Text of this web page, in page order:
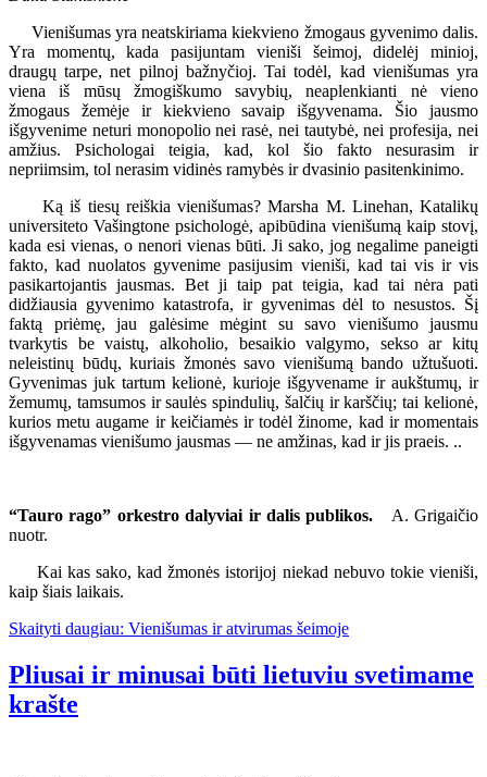
Vienišumas yra neatskiriama kiekvieno žmogaus gyvenimo dalis.
Yra momentų, kada pasijuntam vieniši šeimoj, didelėj minioj,
draugų tarpe, net pilnoj bažnyčioj. Tai todėl, kad vienišumas yra
viena iš mūsų žmogiškumo savybių, neaplenkianti nė vieno
žmogaus žemėje ir kiekvieno savaip išgyvenama. Šio jausmo
išgyvenime neturi monopolio nei rasė, nei tautybė, nei profesija, nei
amžius. Psichologai teigia, kad, kol šio fakto nesurasim ir
nepriimsim, tol nerasim vidinės ramybės ir dvasinio pasitenkinimo.
Ką iš tiesų reiškia vienišumas? Marsha M. Linehan, Katalikų
universiteto Vašingtone psichologė, apibūdina vienišumą kaip stovį,
kada esi vienas, o nenori vienas būti. Ji sako, jog negalime paneigti
fakto, kad nuolatos gyvenime pasijusim vieniši, kad tai vis ir vis
pasikartojantis jausmas. Bet ji taip pat teigia, kad tai nėra pati
didžiausia gyvenimo katastrofa, ir gyvenimas dėl to nesustos. Šį
faktą priėmę, jau galėsime mėgint su savo vienišumo jausmu
tvarkytis be vaistų, alkoholio, besaikio valgymo, sekso ar kitų
neleistinų būdų, kuriais žmonės savo vienišumą bando užtušuoti.
Gyvenimas juk tartum kelionė, kurioje išgyvename ir aukštumų, ir
žemumų, tamsumos ir saulės spindulių, šalčių ir karščių; tai kelionė,
kurios metu augame ir keičiamės ir todėl žinome, kad ir momentais
išgyvenamas vienišumo jausmas — ne amžinas, kad ir jis praeis. ..
“Tauro rago” orkestro dalyviai ir dalis publikos. A. Grigaičio
nuotr.
Kai kas sako, kad žmonės istorijoj niekad nebuvo tokie vieniši,
kaip šiais laikais.
Skaityti daugiau: Vienišumas ir atvirumas šeimoje
Pliusai ir minusai būti lietuviu svetimame
krašte